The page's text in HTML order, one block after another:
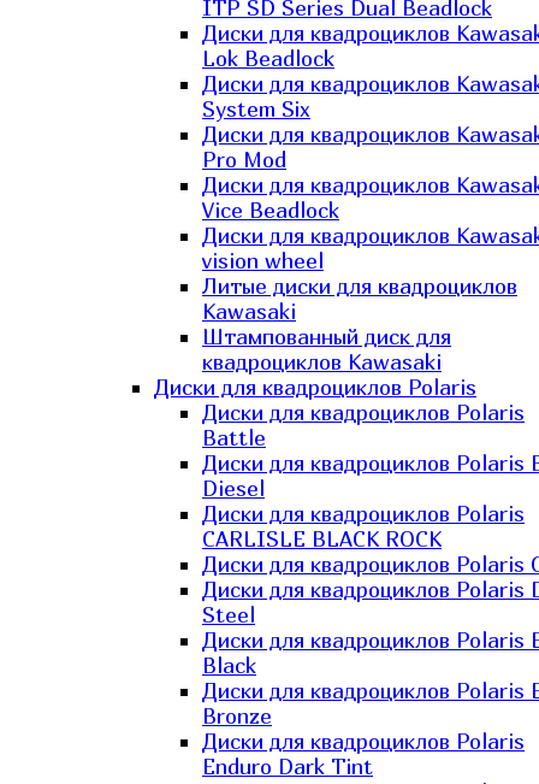
ITP SD Series Dual Beadlock
Диски для квадроциклов
Lok Beadlock
Диски для квадроциклов
System Six
Диски для квадроциклов
Pro Mod
Диски для квадроциклов
Vice Beadlock
Диски для квадроциклов
vision wheel
Литые диски для квадроциклов
Kawasaki​
Штампованный диск для
квадроциклов Kawasaki​
Диски для квадроциклов Polaris
Диски для квадроциклов Polaris
Battle
Диски для квадроциклов Polaris
Diesel
Диски для квадроциклов Polaris
CARLISLE BLACK ROCK
Диски для квадроциклов Polaris
Диски для квадроциклов Polaris
Steel
Диски для квадроциклов Polaris
Black
Диски для квадроциклов Polaris
Bronze
Диски для квадроциклов Polaris
Enduro Dark Tint